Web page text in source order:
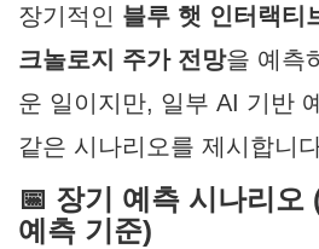
장기적인 블루 햇 인터랙티
크놀로지 주가 전망을 예측
운 일이지만, 일부 AI 기반
같은 시나리오를 제시합니
📅 장기 예측 시나리
예측 기준)